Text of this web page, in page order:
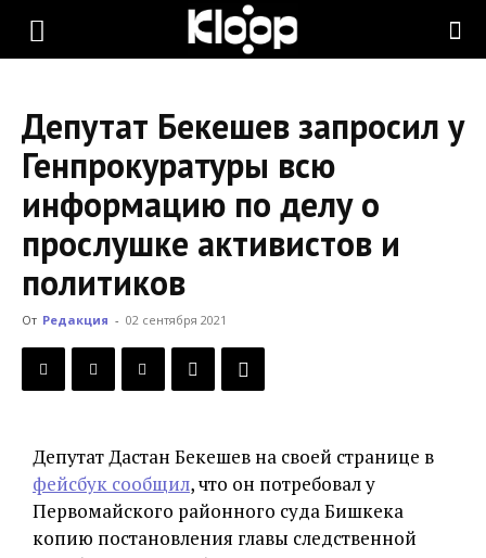
KLOOP.KG
Новости
Кыргызстана
Депутат Бекешев запросил у
Генпрокуратуры всю
информацию по делу о
прослушке активистов и
политиков
От Редакция - 02 сентября 2021
Депутат Дастан Бекешев на своей странице в
фейсбук сообщил, что он потребовал у
Первомайского районного суда Бишкека
копию постановления главы следственной